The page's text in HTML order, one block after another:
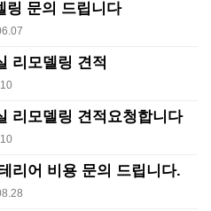
링 문의 드립니다
리모델링 견적
리모델링 견적요청합니다
리어 비용 문의 드립니다.